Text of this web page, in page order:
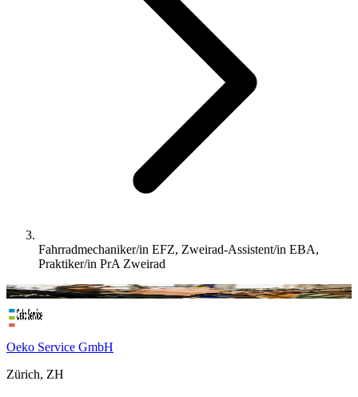
Fahrradmechaniker/in EFZ, Zweirad-Assistent/in EBA,
Praktiker/in PrA Zweirad
Oeko Service GmbH
Zürich, ZH